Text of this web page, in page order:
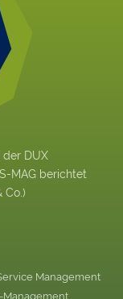
der DUX
MAG berichtet
Co.)
Management
Management